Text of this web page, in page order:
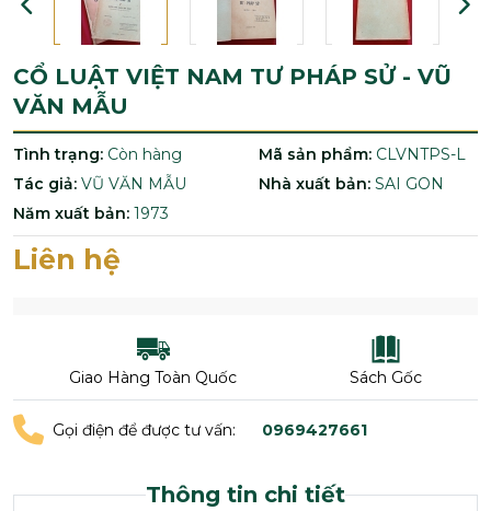
CỔ LUẬT VIỆT NAM TƯ PHÁP SỬ - VŨ
VĂN MẪU
Tình trạng: Còn hàng Mã sản phẩm: CLVNTPS-L
Tác giả: VŨ VĂN MẪU Nhà xuất bản: SAI GON
Năm xuất bản: 1973
Liên hệ
Giao Hàng Toàn Quốc Sách Gốc
Gọi điện để được tư vấn: 0969427661
Thông tin chi tiết